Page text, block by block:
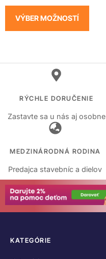
VÝBER MOŽNOSTÍ
RÝCHLE DORUČENIE
Zastavte sa u nás aj osobne
MEDZINÁRODNÁ RODINA
Predajca stavebníc a dielov
KATEGÓRIE